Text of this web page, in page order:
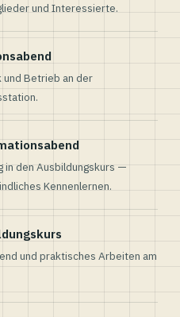
und Interessierte.
und Betrieb an der
in den Ausbildungskurs —
Kennenlernen.
und praktisches Arbeiten am